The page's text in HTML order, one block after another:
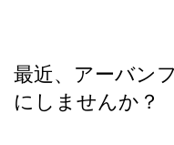
最近、アーバン
にしませんか？